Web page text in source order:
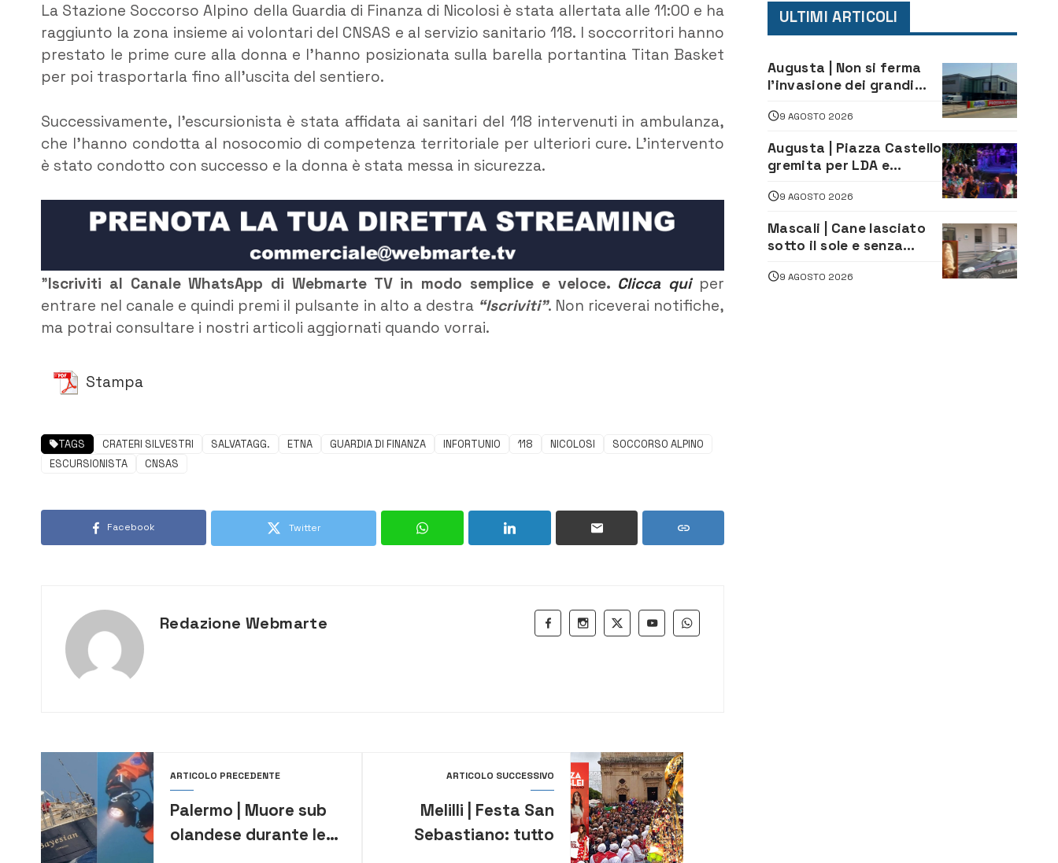
La Stazione Soccorso Alpino della Guardia di Finanza di Nicolosi è stata allertata alle 11:00 e ha
raggiunto la zona insieme ai volontari del CNSAS e al servizio sanitario 118. I soccorritori hanno
prestato le prime cure alla donna e l’hanno posizionata sulla barella portantina Titan Basket
per poi trasportarla fino all’uscita del sentiero.
Successivamente, l’escursionista è stata affidata ai sanitari del 118 intervenuti in ambulanza,
che l’hanno condotta al nosocomio di competenza territoriale per ulteriori cure. L’intervento
è stato condotto con successo e la donna è stata messa in sicurezza.
”Iscriviti al Canale WhatsApp di Webmarte TV in modo semplice e veloce. Clicca quiper
entrare nel canale e quindi premi il pulsante in alto a destra “Iscriviti”. Non riceverai notifiche,
ma potrai consultare i nostri articoli aggiornati quando vorrai.
Stampa
TAGS CRATERI SILVESTRI SALVATAGG. ETNA GUARDIA DI FINANZA INFORTUNIO 118 NICOLOSI
SOCCORSO ALPINO
ESCURSIONISTA
CNSAS
Facebook Twitter
Redazione Webmarte
ARTICOLO PRECEDENTE
Palermo | Muore sub
olandese durante le
ARTICOLO SUCCESSIVO
Melilli | Festa San
Sebastiano: tutto
ULTIMI ARTICOLI
Augusta | Non si ferma
l’invasione dei grandi
9 AGOSTO 2026
Augusta | Piazza Castello
gremita per LDA e
ed emozioni per
“Augusta d’Estate”
9 AGOSTO 2026
Mascali | Cane lasciato
sotto il sole e senza
denunciano proprietario
9 AGOSTO 2026